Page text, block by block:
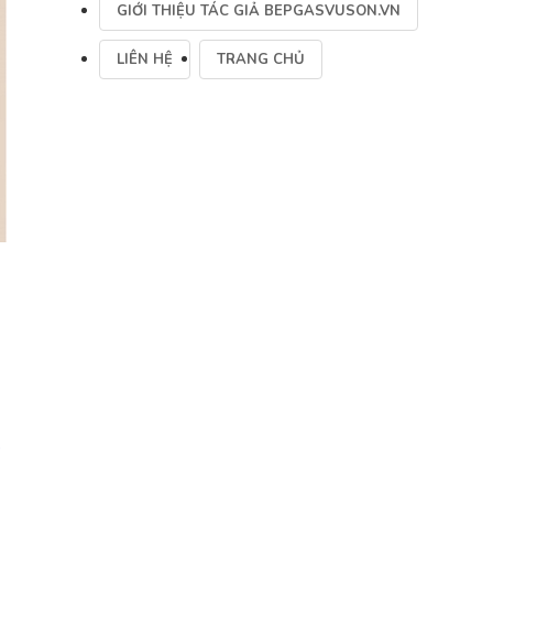
GIỚI THIỆU TÁC GIẢ BEPGASVUSON.VN
LIÊN HỆ TRANG CHỦ